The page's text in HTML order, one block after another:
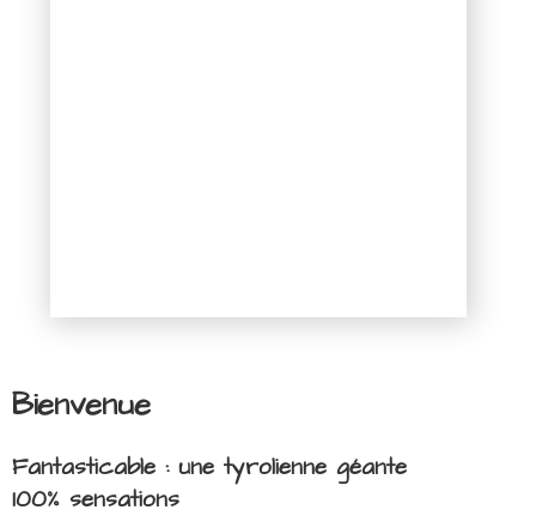
Bienvenue
Fantasticable : une tyrolienne géante
100% sensations